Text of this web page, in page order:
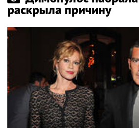
раскрыла причину